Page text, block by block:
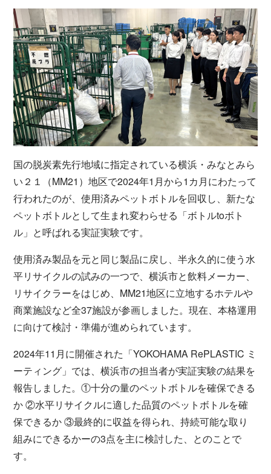
国の脱炭素先行地域に指定されている横浜・みなとみら
い２１（MM21）地区で2024年1月から1カ月にわたって
行われたのが、使用済みペットボトルを回収し、新たな
ペットボトルとして生まれ変わらせる「ボトルtoボト
ル」と呼ばれる実証実験です。
使用済み製品を元と同じ製品に戻し、半永久的に使う水
平リサイクルの試みの一つで、横浜市と飲料メーカー、
リサイクラーをはじめ、MM21地区に立地するホテルや
商業施設など全37施設が参画しました。現在、本格運用
に向けて検討・準備が進められています。
2024年11月に開催された「YOKOHAMA RePLASTIC ミ
ーティング」では、横浜市の担当者が実証実験の結果を
報告しました。①十分の量のペットボトルを確保できる
か ②水平リサイクルに適した品質のペットボトルを確
保できるか ③最終的に収益を得られ、持続可能な取り
組みにできるかーの3点を主に検討した、とのことで
す。